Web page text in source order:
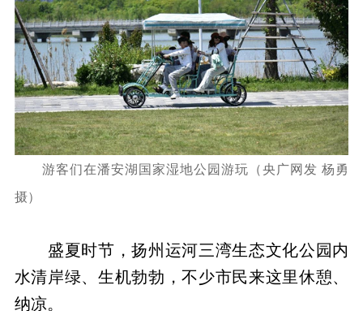
游客们在潘安湖国家湿地公园游玩（央广网发 杨勇
摄）
盛夏时节，扬州运河三湾生态文化公园内
水清岸绿、生机勃勃，不少市民来这里休憩、
纳凉。